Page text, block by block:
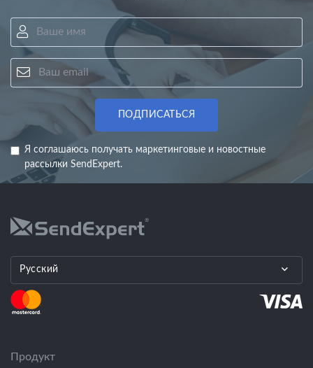
ПОДПИСАТЬСЯ
Я соглашаюсь получать маркетинговые и новостные
рассылки SendExpert.
Русский
Продукт